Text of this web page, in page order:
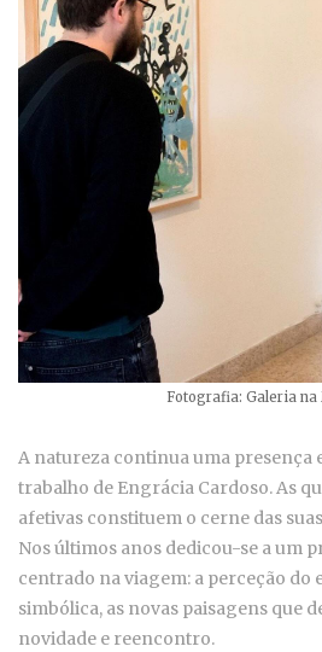
Fotografia: Galeria na
A natureza continua uma presença
trabalho de Engrácia Cardoso. As
afetivas constituem o cerne das
Nos últimos anos dedicou-se a um
centrado na viagem: a perceção do
simbólica, as novas paisagens que
novidade e reencontro.